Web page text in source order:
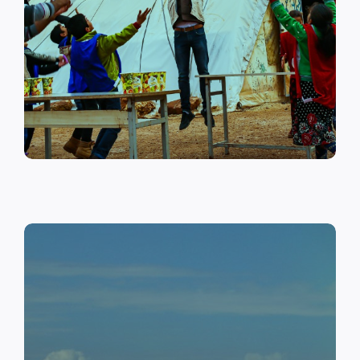
على أهمية حماية الطفل وإنشاء
مراكز لبناء القدرات والتوعية
الصحية والنفسية.
اقرأ المزيد